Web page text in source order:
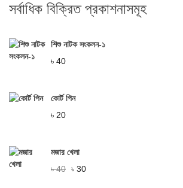
সর্বাধিক বিক্রিত প্রকাশনাসমূহ
শিশু নাটক সংকলন-১
৳ 40
কোর্ট পিন
৳ 20
মজার খেলা
৳40 ৳ 30